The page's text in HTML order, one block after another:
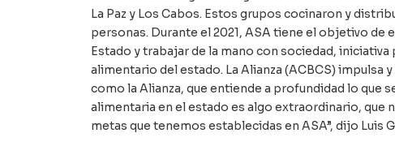
La Paz y Los Cabos. Estos grupos cocinaron y
personas. Durante el 2021, ASA tiene el objetivo
Estado y trabajar de la mano con sociedad,
alimentario del estado. La Alianza (ACBCS) impulsa
como la Alianza, que entiende a profundidad lo que
alimentaria en el estado es algo extraordinario,
metas que tenemos establecidas en ASA”, dijo Luis